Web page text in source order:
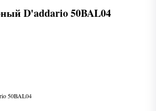
D'addario 50BAL04
50BAL04